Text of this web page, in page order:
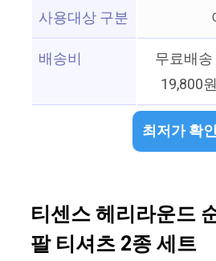
사용대상 구분
배송비
무료배
19,800
최저가 확인
티센스 헤리라운드
팔 티셔츠 2종 세트